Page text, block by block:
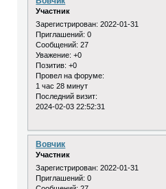
Участник
Зарегистрирован: 2022-01-31
Приглашений: 0
Сообщений: 27
Уважение: +0
Позитив: +0
Провел на форуме:
1 час 28 минут
Последний визит:
2024-02-03 22:52:31
Вовчик
Участник
Зарегистрирован: 2022-01-31
Приглашений: 0